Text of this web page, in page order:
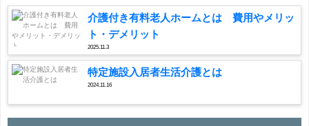
介護付き有料老人ホームとは 費用やメリッ
ト・デメリット
2025.11.3
特定施設入居者生活介護とは
2024.11.16